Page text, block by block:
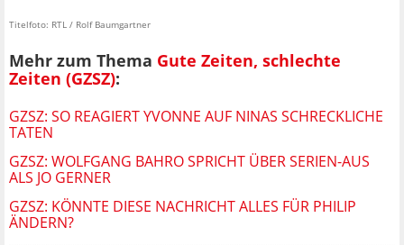
Titelfoto: RTL / Rolf Baumgartner
Mehr zum Thema Gute Zeiten, schlechte
Zeiten (GZSZ):
GZSZ: SO REAGIERT YVONNE AUF NINAS SCHRECKLICHE
TATEN
GZSZ: WOLFGANG BAHRO SPRICHT ÜBER SERIEN-AUS
ALS JO GERNER
GZSZ: KÖNNTE DIESE NACHRICHT ALLES FÜR PHILIP
ÄNDERN?